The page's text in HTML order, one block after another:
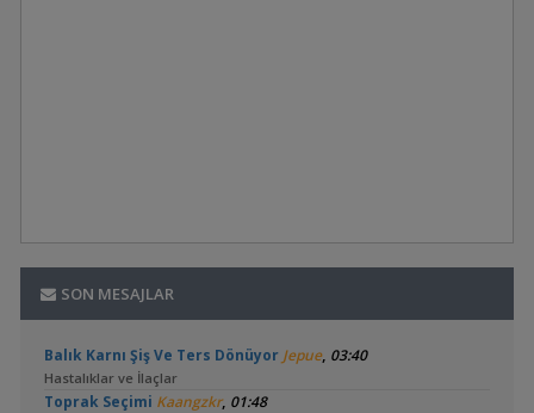
SON MESAJLAR
Balık Karnı Şiş Ve Ters Dönüyor Jepue, 03:40
Hastalıklar ve İlaçlar
Toprak Seçimi Kaangzkr, 01:48